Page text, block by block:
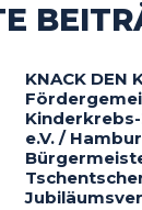
KNACK DEN
e.V. /